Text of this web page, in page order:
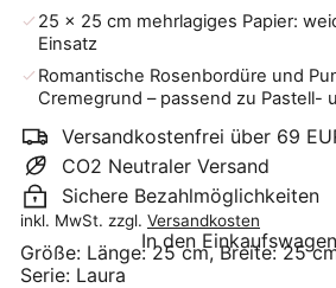
25 × 25 cm mehrlagiges Papier:
Einsatz
Romantische Rosenbordüre und
Cremegrund – passend zu Pastell-
Versandkostenfrei über 69
CO2 Neutraler Versand
Sichere Bezahlmöglichkeiten
inkl. MwSt. zzgl. Versandkosten
In den
Größe: Länge: 25 cm, Breite: 25
Serie: Laura